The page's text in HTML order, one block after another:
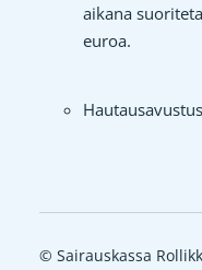
aikana
euroa.
© Sairauskassa